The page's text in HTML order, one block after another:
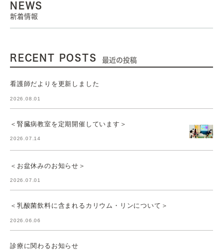
NEWS
新着情報
RECENT POSTS 最近の投稿
看護師だよりを更新しました
2026.08.01
＜腎臓病教室を定期開催しています＞
2026.07.14
＜お盆休みのお知らせ＞
2026.07.01
＜乳酸菌飲料に含まれるカリウム・リンについて＞
2026.06.06
診療に関わるお知らせ